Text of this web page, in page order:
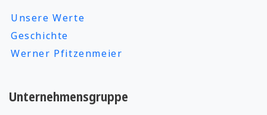
Unsere Werte
Geschichte
Werner Pfitzenmeier
Unternehmensgruppe